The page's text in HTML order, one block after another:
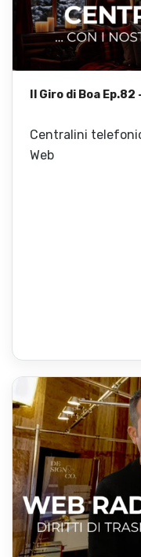
Il Giro di Boa Ep.82
Centralini
Web